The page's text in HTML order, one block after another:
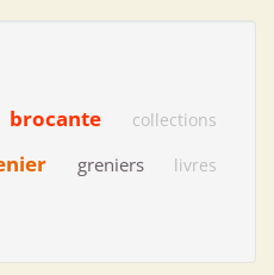
brocante collections
greniers
livres